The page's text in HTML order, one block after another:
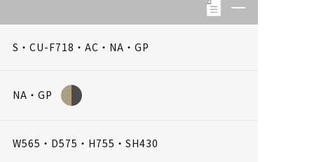
S・CU-F718・AC・NA・GP
NA・GP
W565・D575・H755・SH430